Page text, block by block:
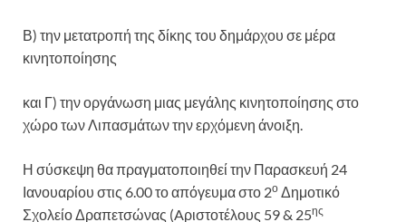
Β) την μετατροπή της δίκης του δημάρχου σε μέρα
κινητοποίησης
και Γ) την οργάνωση μιας μεγάλης κινητοποίησης στο
χώρο των Λιπασμάτων την ερχόμενη άνοιξη.
Η σύσκεψη θα πραγματοποιηθεί την Παρασκευή 24
Ιανουαρίου στις 6.00 το απόγευμα στο 2ο Δημοτικό
Σχολείο Δραπετσώνας (Aριστοτέλους 59 & 25ης